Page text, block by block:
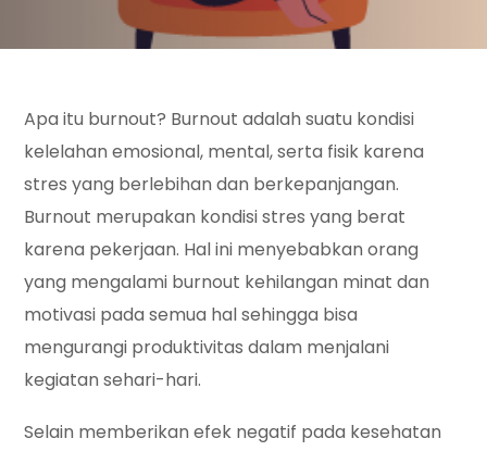
Apa itu burnout? Burnout adalah suatu kondisi
kelelahan emosional, mental, serta fisik karena
stres yang berlebihan dan berkepanjangan.
Burnout merupakan kondisi stres yang berat
karena pekerjaan. Hal ini menyebabkan orang
yang mengalami burnout kehilangan minat dan
motivasi pada semua hal sehingga bisa
mengurangi produktivitas dalam menjalani
kegiatan sehari-hari.
Selain memberikan efek negatif pada kesehatan